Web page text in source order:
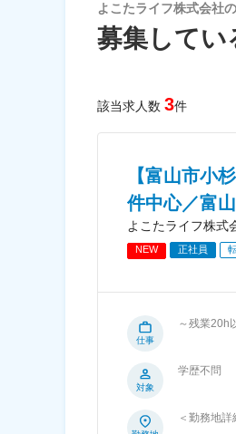
よこたライフ株式会社の
募集してい
該当求人数 3件
【富山市小
件中心／富
よこたライフ株式
NEW 正社員
仕事
～残業20h
工事業、舗装
管理技師1
対象
学歴不問
＜勤務地